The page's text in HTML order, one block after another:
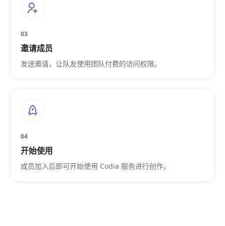
03
邀请成员
发送邀请，让队友使用团队付费的访问权限。
04
开始使用
成员加入后即可开始使用 Codia 服务进行创作。